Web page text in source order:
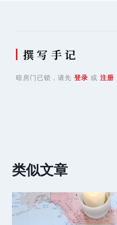
撰 写 手 记
暗房门已锁，请先 登录 或 注册
类似文章